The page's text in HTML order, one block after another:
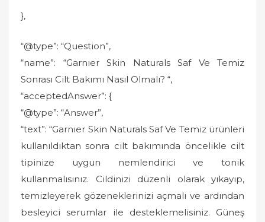
},
“@type”: “Question”,
“name”: “Garnıer Skin Naturals Saf Ve Temiz
Sonrası Cilt Bakımı Nasıl Olmalı? “,
“acceptedAnswer”: {
“@type”: “Answer”,
“text”: “Garnıer Skin Naturals Saf Ve Temiz ürünleri
kullanıldıktan sonra cilt bakımında öncelikle cilt
tipinize uygun nemlendirici ve tonik
kullanmalısınız. Cildinizi düzenli olarak yıkayıp,
temizleyerek gözeneklerinizi açmalı ve ardından
besleyici serumlar ile desteklemelisiniz. Güneş